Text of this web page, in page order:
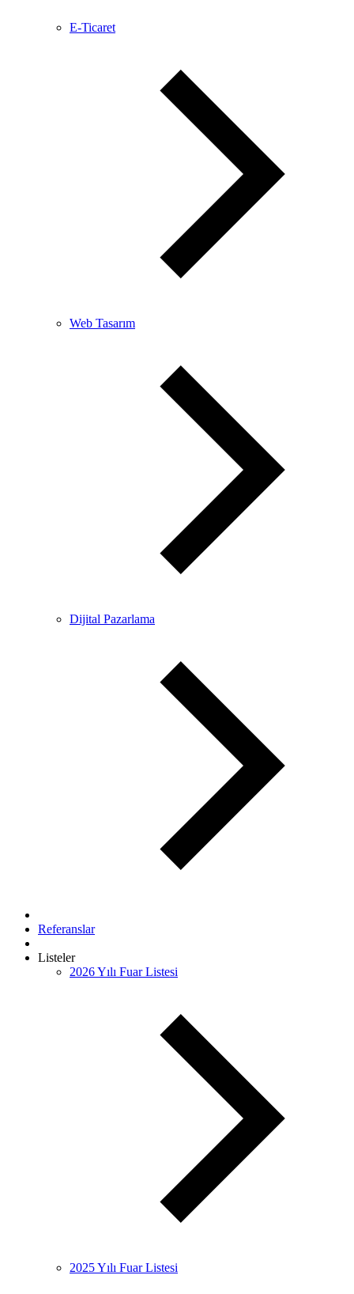
E-Ticaret
Web Tasarım
Dijital Pazarlama
Referanslar
Listeler
2026 Yılı Fuar Listesi
2025 Yılı Fuar Listesi